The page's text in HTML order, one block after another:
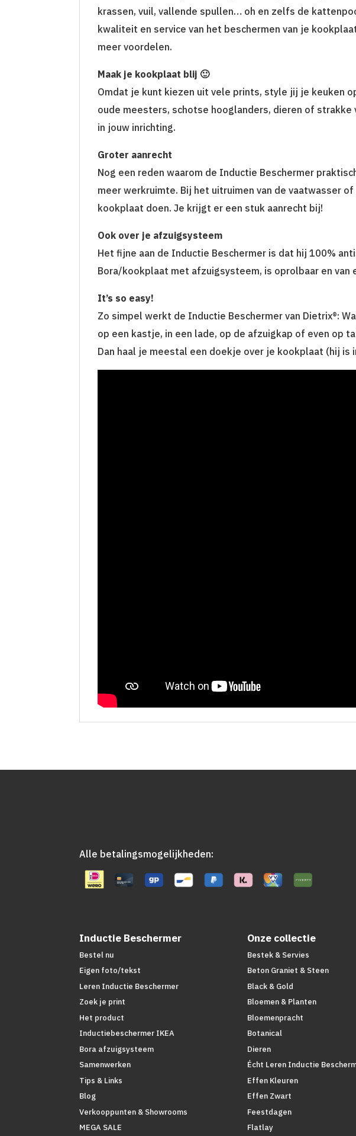
krassen, vuil, vallende spullen… oh en zelfs de
kwaliteit en service van het beschermen van je
meer voordelen.
Maak je kookplaat blij 🙂
Omdat je kunt kiezen uit vele prints, style jij je keuken
oude meesters, schotse hooglanders, dieren of
in jouw inrichting.
Groter aanrecht
Nog een reden waarom de Inductie Beschermer
meer werkruimte. Bij het uitruimen van de vaatwasser
kookplaat doen. Je krijgt er een stuk aanrecht bij!
Ook over je afzuigsysteem
Het fijne aan de Inductie Beschermer is dat hij 100%
Bora/kookplaat met afzuigsysteem, is oprolbaar en
It’s so easy!
Zo simpel werkt de Inductie Beschermer van Dietrix®:
op een kastje, in een lade, op de afzuigkap of even op
Dan haal je meestal een doekje over je kookplaat (hij
Alle betalingsmogelijkheden:
Inductie Beschermer
Bestel nu
Eigen foto/tekst
Leren Inductie Beschermer
Zoek je print
Het product
Inductiebeschermer IKEA
Bora afzuigsysteem
Samenwerken
Tips & Links
Blog
Verkooppunten & Showrooms
MEGA SALE
Onze collectie
Bestek & Servies
Beton Graniet & Steen
Black & Gold
Bloemen & Planten
Bloemenpracht
Botanical
Dieren
Écht Leren Inductie
Effen Kleuren
Effen Zwart
Feestdagen
Flatlay